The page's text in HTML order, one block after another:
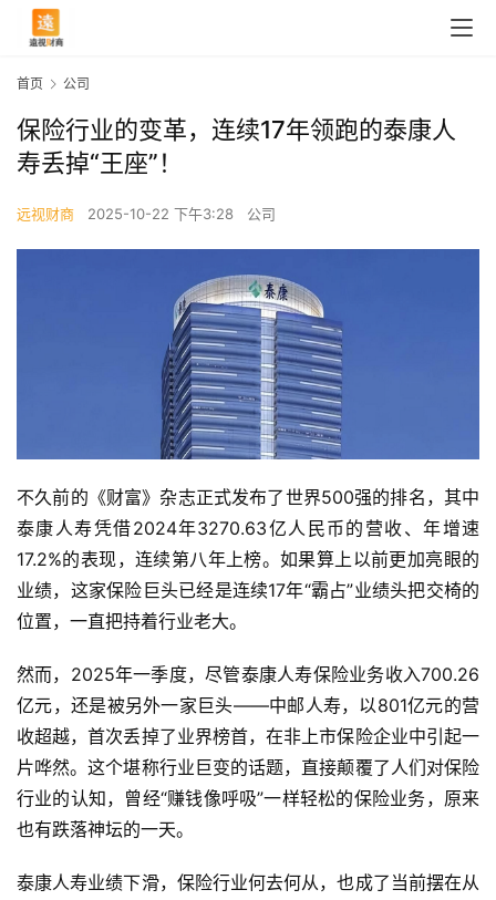
首页 公司
保险行业的变革，连续17年领跑的泰康人
寿丢掉“王座”！
远视财商 2025-10-22 下午3:28 公司
不久前的《财富》杂志正式发布了世界500强的排名，其中
泰康人寿凭借2024年3270.63亿人民币的营收、年增速
17.2%的表现，连续第八年上榜。如果算上以前更加亮眼的
业绩，这家保险巨头已经是连续17年“霸占”业绩头把交椅的
位置，一直把持着行业老大。
然而，2025年一季度，尽管泰康人寿保险业务收入700.26
亿元，还是被另外一家巨头——中邮人寿，以801亿元的营
收超越，首次丢掉了业界榜首，在非上市保险企业中引起一
片哗然。这个堪称行业巨变的话题，直接颠覆了人们对保险
行业的认知，曾经“赚钱像呼吸”一样轻松的保险业务，原来
也有跌落神坛的一天。
泰康人寿业绩下滑，保险行业何去何从，也成了当前摆在从